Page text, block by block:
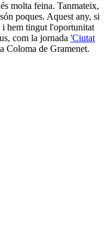
molta feina. Tanmateix,
poques. Aquest any, si
i hem tingut l'oportunitat
com la jornada 'Ciutat
Coloma de Gramenet.